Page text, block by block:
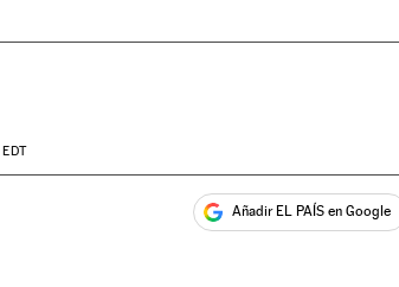
EDT
Añadir EL PAÍS en Google